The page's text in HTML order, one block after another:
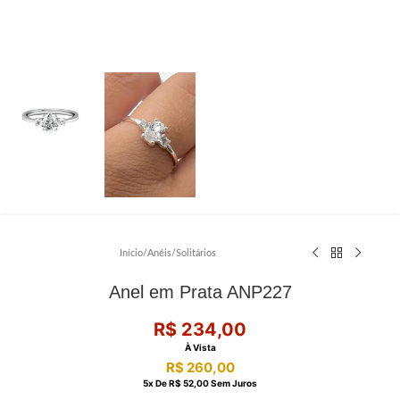
Início/Anéis/Solitários
Anel em Prata ANP227
R$ 234,00
À Vista
R$260,00
5X DeR$ 52,00Sem Juros